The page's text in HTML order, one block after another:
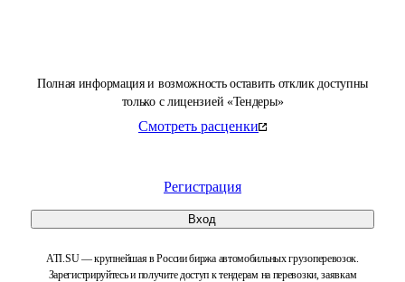
Полная информация и возможность оставить отклик доступны
только с лицензией «Тендеры»
Смотреть расценки
Регистрация
Вход
ATI.SU — крупнейшая в России биржа автомобильных грузоперевозок.
Зарегистрируйтесь и получите доступ к тендерам на перевозки, заявкам